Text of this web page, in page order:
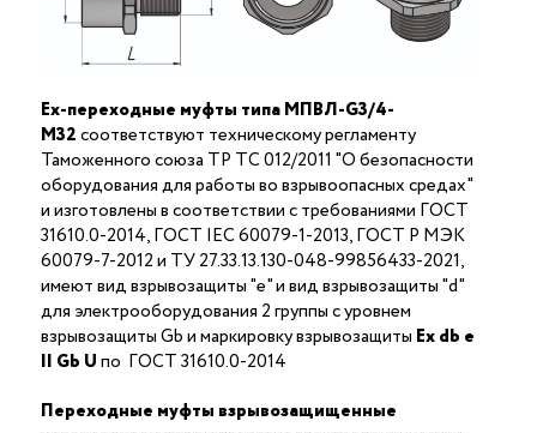
Ex-переходные муфты типа МПВЛ-G3/4-
М32соответствуют техническому регламенту
Таможенного союза ТР ТС 012/2011 "О безопасности
оборудования для работы во взрывоопасных средах"
и изготовлены в соответствии с требованиями ГОСТ
31610.0-2014, ГОСТ IEC 60079-1-2013, ГОСТ Р МЭК
60079-7-2012 и ТУ 27.33.13.130-048-99856433-2021,
имеют вид взрывозащиты "е" и вид взрывозащиты "d"
для электрооборудования 2 группы с уровнем
взрывозащиты Gb и маркировку взрывозащиты Ех db е
II Gb Uпо ГОСТ 31610.0-2014
Переходные муфты взрывозащищенные